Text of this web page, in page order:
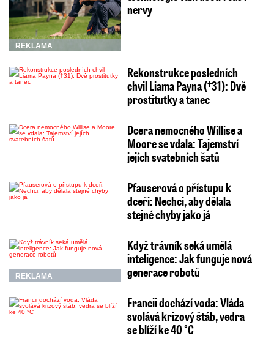
REKLAMA
nervy
Rekonstrukce posledních
chvil Liama Payna (†31): Dvě
prostitutky a tanec
Dcera nemocného Willise a
Moore se vdala: Tajemství
jejích svatebních šatů
Pfauserová o přístupu k
dceři: Nechci, aby dělala
stejné chyby jako já
REKLAMA
Když trávník seká umělá
inteligence: Jak funguje nová
generace robotů
Francii dochází voda: Vláda
svolává krizový štáb, vedra
se blíží ke 40 °C